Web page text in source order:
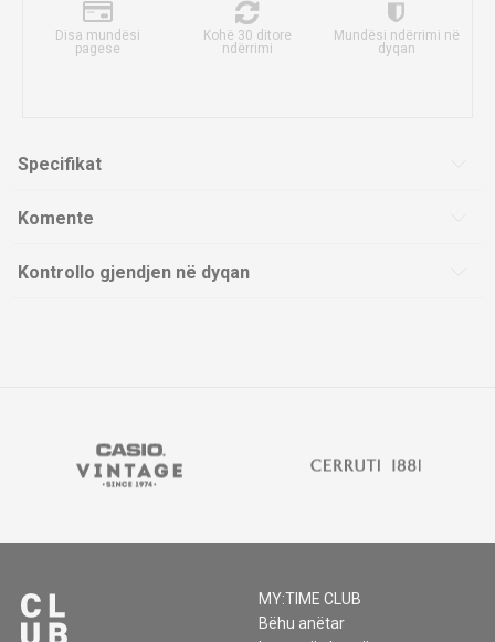
Disa mundësi
pagese
Kohë 30 ditore
ndërrimi
Mundësi ndërrimi në
dyqan
Specifikat
Komente
Kontrollo gjendjen në dyqan
MY:TIME CLUB
Bëhu anëtar